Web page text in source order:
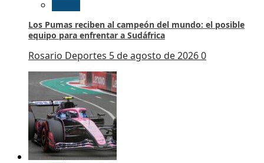
Los Pumas reciben al campeón del mundo: el posible
equipo para enfrentar a Sudáfrica
Rosario Deportes 5 de agosto de 20260